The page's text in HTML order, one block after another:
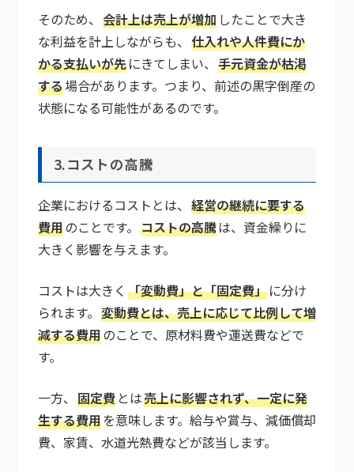
そのため、 会計上は売上が増加 したことで大き
な利益を計上しながらも、 仕入れや人件費にか
かる支払いが先にきてしまい、 手元資金が枯渇
する場合があります。つまり、前述の黒字倒産の
状態になる可能性があるのです。
3.コストの高騰
企業におけるコストとは、 経営の継続に要する
費用のことです。 コストの高騰は、資金繰りに
大きく影響を与えます。
コストは大きく 「変動費」と「固定費」に分け
られます。 変動費とは、売上に応じて比例して増
減する費用のことで、原材料費や運送費などで
す。
一方、 固定費 とは売上に影響されず、一定に発
生する費用を意味します。給与や賞与、減価償却
費、家賃、水道光熱費などが該当します。